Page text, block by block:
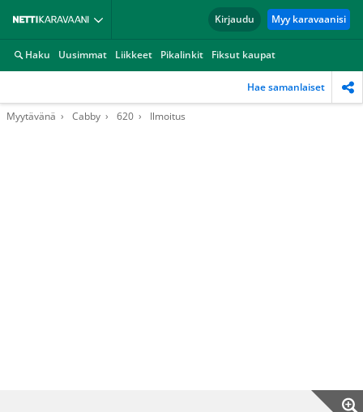
Kirjaudu Myy karavaanisi
Haku Uusimmat Liikkeet Pikalinkit Fiksut kaupat
Hae samanlaiset
Myytävänä Cabby 620 Ilmoitus